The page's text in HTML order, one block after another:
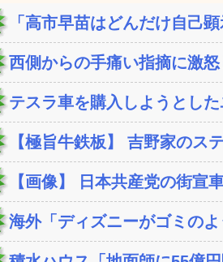
「高市早苗はどんだけ自己
西側からの手痛い指摘に激
テスラ車を購入しようとし
【極旨牛鉄板】 吉野家のス
【画像】 日本共産党の街宣
海外「ディズニーがゴミの